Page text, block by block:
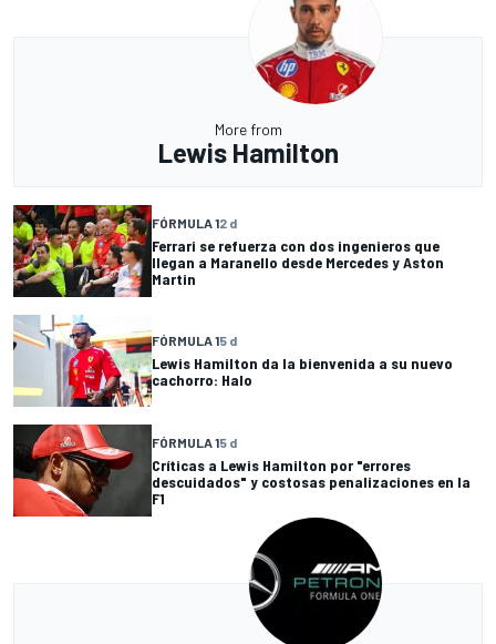
More from
Lewis Hamilton
FÓRMULA 12 d
Ferrari se refuerza con dos ingenieros que
llegan a Maranello desde Mercedes y Aston
Martin
FÓRMULA 15 d
Lewis Hamilton da la bienvenida a su nuevo
cachorro: Halo
FÓRMULA 15 d
Críticas a Lewis Hamilton por "errores
descuidados" y costosas penalizaciones en la
F1